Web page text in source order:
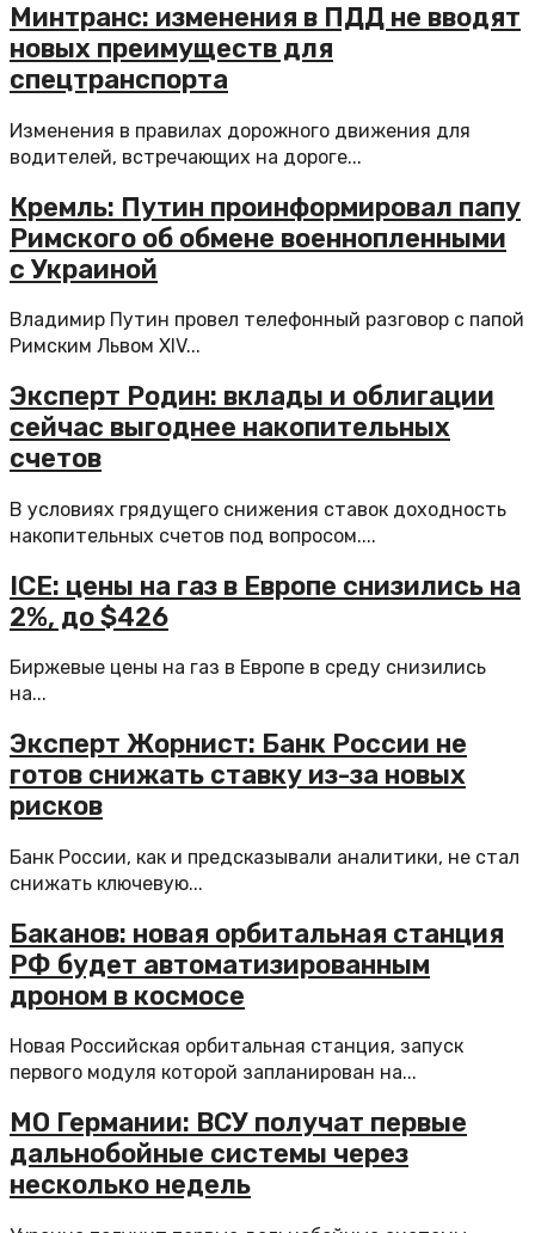
Минтранс: изменения в ПДД не вводят
новых преимуществ для
спецтранспорта
Изменения в правилах дорожного движения для
водителей, встречающих на дороге...
Кремль: Путин проинформировал папу
Римского об обмене военнопленными
с Украиной
Владимир Путин провел телефонный разговор с папой
Римским Львом XIV...
Эксперт Родин: вклады и облигации
сейчас выгоднее накопительных
счетов
В условиях грядущего снижения ставок доходность
накопительных счетов под вопросом....
ICE: цены на газ в Европе снизились на
2%, до $426
Биржевые цены на газ в Европе в среду снизились
на...
Эксперт Жорнист: Банк России не
готов снижать ставку из-за новых
рисков
Банк России, как и предсказывали аналитики, не стал
снижать ключевую...
Баканов: новая орбитальная станция
РФ будет автоматизированным
дроном в космосе
Новая Российская орбитальная станция, запуск
первого модуля которой запланирован на...
МО Германии: ВСУ получат первые
дальнобойные системы через
несколько недель